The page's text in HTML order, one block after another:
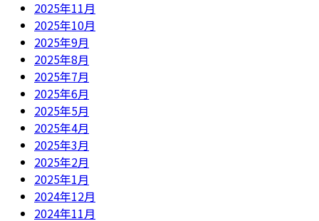
2025年11月
2025年10月
2025年9月
2025年8月
2025年7月
2025年6月
2025年5月
2025年4月
2025年3月
2025年2月
2025年1月
2024年12月
2024年11月